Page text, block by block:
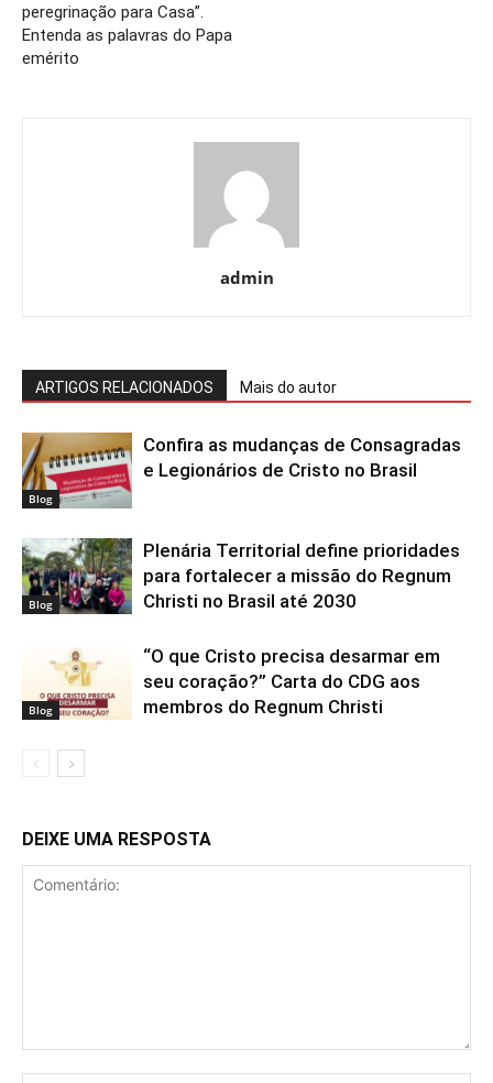
peregrinação para Casa”.
Entenda as palavras do Papa
emérito
admin
ARTIGOS RELACIONADOS Mais do autor
Blog
Confira as mudanças de Consagradas
e Legionários de Cristo no Brasil
Blog
Plenária Territorial define prioridades
para fortalecer a missão do Regnum
Christi no Brasil até 2030
Blog
“O que Cristo precisa desarmar em
seu coração?” Carta do CDG aos
membros do Regnum Christi
DEIXE UMA RESPOSTA